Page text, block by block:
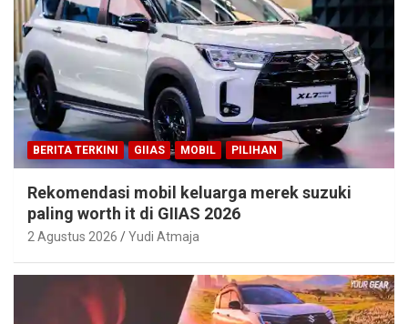
BERITA TERKINI GIIAS MOBIL PILIHAN
Rekomendasi mobil keluarga merek suzuki
paling worth it di GIIAS 2026
2 Agustus 2026 Yudi Atmaja